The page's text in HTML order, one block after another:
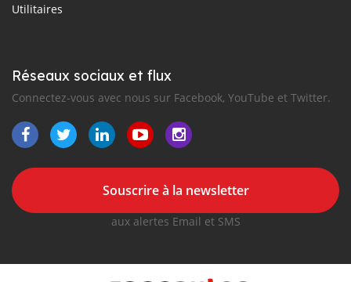
Utilitaires
Réseaux sociaux et flux
Connectez-vous avec nous sur Facebook, YouTube et Twitter.
Souscrire à la newsletter
aux alertes Email et SMS